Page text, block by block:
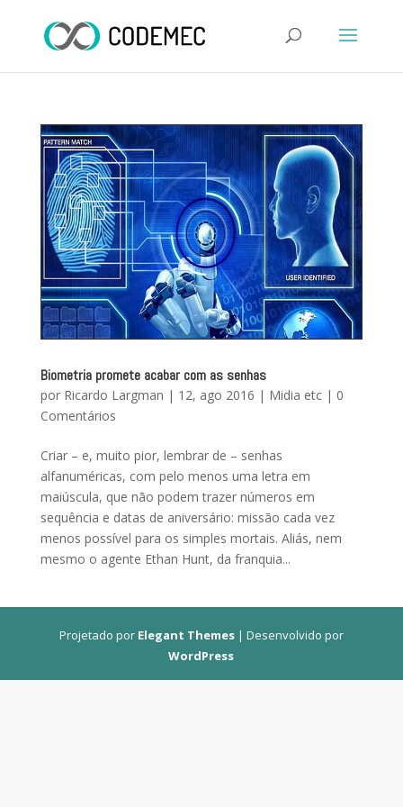
Biometria promete acabar com as senhas
por Ricardo Largman | 12, ago 2016 | Midia etc| 0
Comentários
Criar – e, muito pior, lembrar de – senhas
alfanuméricas, com pelo menos uma letra em
maiúscula, que não podem trazer números em
sequência e datas de aniversário: missão cada vez
menos possível para os simples mortais. Aliás, nem
mesmo o agente Ethan Hunt, da franquia...
Projetado por Elegant Themes| Desenvolvido por
WordPress